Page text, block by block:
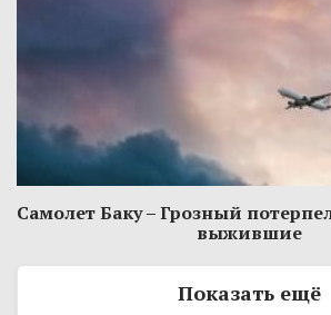
Самолет Баку – Грозный
выжившие
Показать ещё